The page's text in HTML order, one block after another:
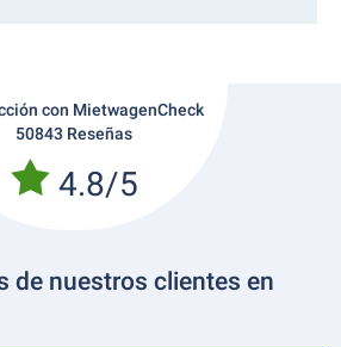
con MietwagenCheck
50843 Reseñas
4.8/5
de nuestros clientes en